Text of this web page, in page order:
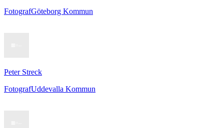
FotografGöteborg Kommun
Peter Streck
FotografUddevalla Kommun